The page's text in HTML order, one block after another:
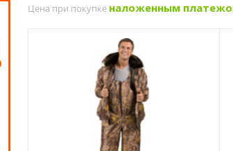
Цена при покупке наложенным